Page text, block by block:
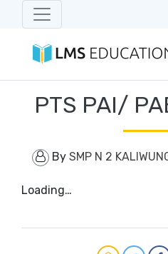
PTS PAI/
By SMP N 2
Loading…